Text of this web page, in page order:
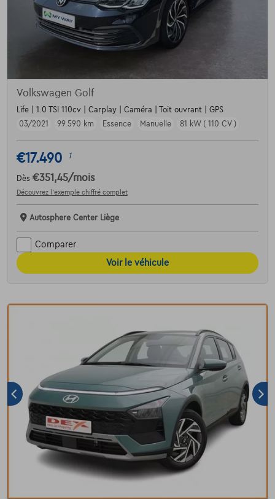
Volkswagen Golf
Life | 1.0 TSI 110cv | Carplay | Caméra | Toit ouvrant | GPS
03/2021
99.590 km Essence Manuelle 81 kW ( 110 CV )
€17.490 1
Dès €351,45/mois
Découvrez l’exemple chiffré complet
Autosphere Center Liège
Comparer
Voir le véhicule